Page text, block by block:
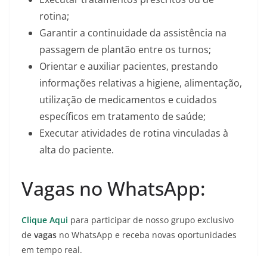
rotina;
Garantir a continuidade da assistência na
passagem de plantão entre os turnos;
Orientar e auxiliar pacientes, prestando
informações relativas a higiene, alimentação,
utilização de medicamentos e cuidados
específicos em tratamento de saúde;
Executar atividades de rotina vinculadas à
alta do paciente.
Vagas no WhatsApp:
Clique Aqui para participar de nosso grupo exclusivo
de vagas no WhatsApp e receba novas oportunidades
em tempo real.